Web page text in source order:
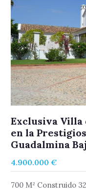
Exclusiva Villa
en la
Guadalmina
4.900.000 €
700 M² Construido